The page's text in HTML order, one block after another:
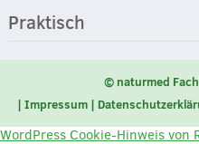
Praktisch
© naturmed
Impressum
WordPress Cookie-Hinweis von